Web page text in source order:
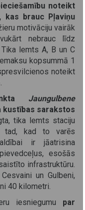
noteikt
kas brauc Pļaviņu
motivāciju vairāk
nebrauc līdz
lemts A, B un C
kopsummā 1
noteikt
Jaungulbene
kustības sarakstos
tika lemts staciju
tad, kad to varēs
ir jāatrisina
esošās
infrastruktūru.
un Gulbeni,
40 kilometri.
iesniegumu par